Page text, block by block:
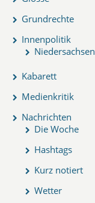
Grundrechte
Innenpolitik
Niedersachsen
Kabarett
Medienkritik
Nachrichten
Die Woche
Hashtags
Kurz notiert
Wetter